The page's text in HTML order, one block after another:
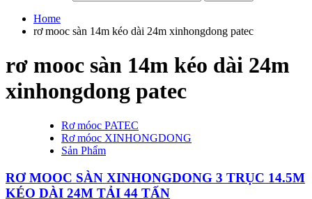
Home
rơ mooc sàn 14m kéo dài 24m xinhongdong patec
rơ mooc sàn 14m kéo dài 24m
xinhongdong patec
Rơ móoc PATEC
Rơ móoc XINHONGDONG
Sản Phẩm
RƠ MOOC SÀN XINHONGDONG 3 TRỤC 14.5M
KÉO DÀI 24M TẢI 44 TẤN